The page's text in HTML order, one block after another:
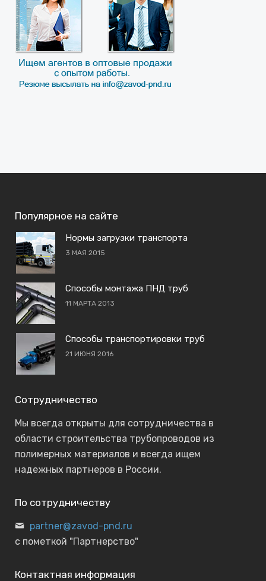
Популярное на сайте
Нормы загрузки транспорта
3 МАЯ 2015
Способы монтажа ПНД труб
11 МАРТА 2013
Способы транспортировки труб
21 ИЮНЯ 2016
Сотрудничество
Мы всегда открыты для сотрудничества в
области строительства трубопроводов из
полимерных материалов и всегда ищем
надежных партнеров в России.
По сотрудничеству
partner@zavod-pnd.ru
с пометкой "Партнерство"
Контактная информация